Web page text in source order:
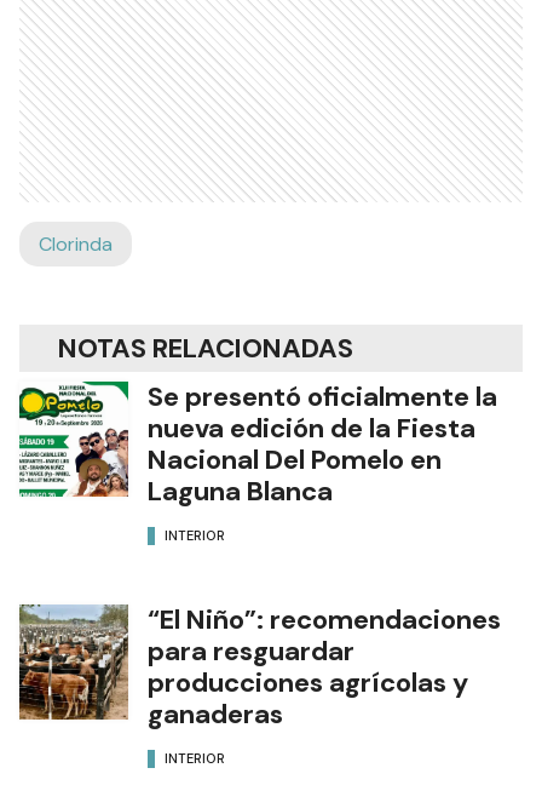
Clorinda
NOTAS RELACIONADAS
Se presentó oficialmente la
nueva edición de la Fiesta
Nacional Del Pomelo en
Laguna Blanca
INTERIOR
“El Niño”: recomendaciones
para resguardar
producciones agrícolas y
ganaderas
INTERIOR